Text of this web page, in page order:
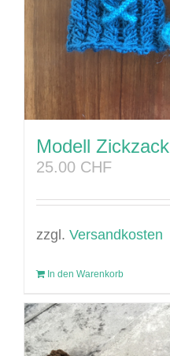
Modell Zickzack
25.00 CHF
zzgl. Versandkosten
In den Warenkorb